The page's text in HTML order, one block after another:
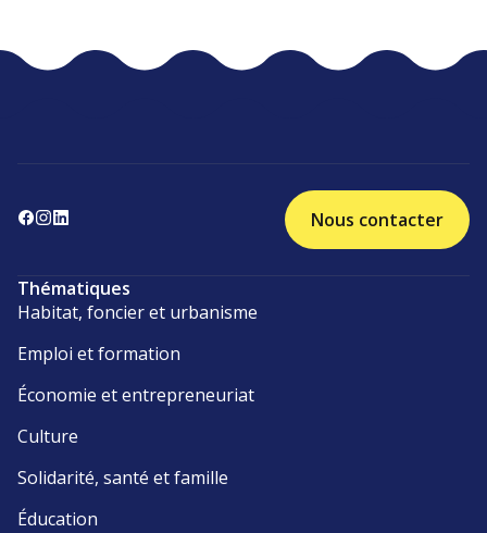
Nous contacter
Thématiques
Habitat, foncier et urbanisme
Emploi et formation
Économie et entrepreneuriat
Culture
Solidarité, santé et famille
Éducation